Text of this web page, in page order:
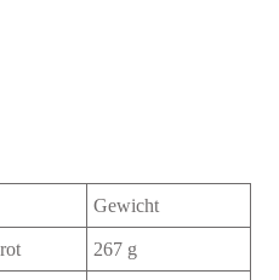
Gewicht
267 g